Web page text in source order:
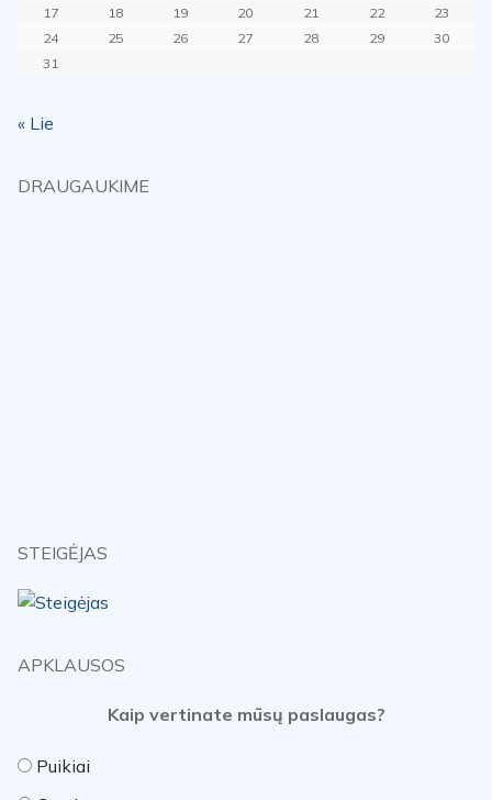
17
18 19 20 21 22
23
24
25 26 27 28 29
30
31
« Lie
DRAUGAUKIME
STEIGĖJAS
APKLAUSOS
Kaip vertinate mūsų paslaugas?
Puikiai